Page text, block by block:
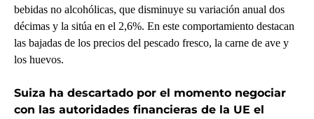
bebidas no alcohólicas, que disminuye su variación anual dos
décimas y la sitúa en el 2,6%. En este comportamiento destacan
las bajadas de los precios del pescado fresco, la carne de ave y
los huevos.
Suiza ha descartado por el momento negociar
con las autoridades financieras de la UE el